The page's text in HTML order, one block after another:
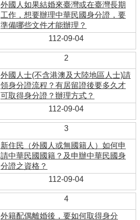
外國人如果結婚來臺灣或在臺灣長期
工作，想要辦理中華民國身分證，要
準備哪些文件才能辦理？
112-09-04
2
外國人士(不含港澳及大陸地區人士)請
領身分證流程？有居留證後要多久才
可取得身分證？辦理方式？
112-09-04
3
新住民（外國人或無國籍人）如何申
請中華民國國籍？及申辦中華民國身
分證之資格？
112-09-04
4
外籍配偶離婚後，要如何取得身分